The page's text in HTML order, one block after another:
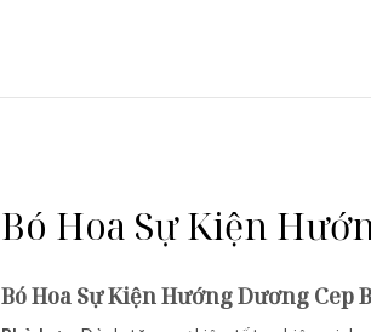
Bó Hoa Sự Kiện
Bó Hoa Sự Kiện Hướng Dương Cep